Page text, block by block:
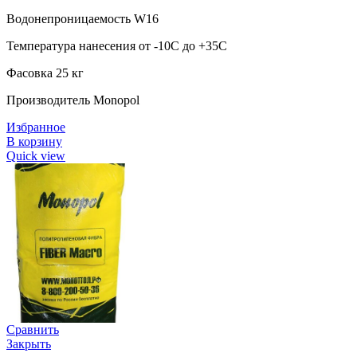
Водонепроницаемость W16
Температура нанесения от -10С до +35С
Фасовка 25 кг
Производитель Monopol
Избранное
В корзину
Quick view
Сравнить
Закрыть